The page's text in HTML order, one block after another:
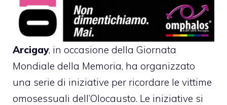
Arcigay, in occasione della Giornata
Mondiale della Memoria, ha organizzato
una serie di iniziative per ricordare le vittime
omosessuali dell’Olocausto. Le iniziative si